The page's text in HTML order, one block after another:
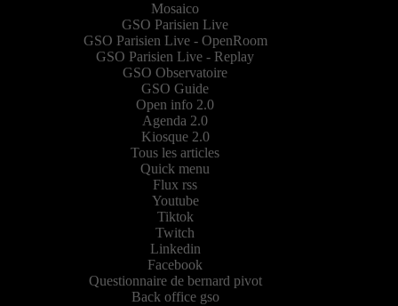
Mosaico
GSO Parisien Live
GSO Parisien Live - OpenRoom
GSO Parisien Live - Replay
GSO Observatoire
GSO Guide
Open info 2.0
Agenda 2.0
Kiosque 2.0
Tous les articles
Quick menu
Flux rss
Youtube
Tiktok
Twitch
Linkedin
Facebook
Questionnaire de bernard pivot
Back office gso